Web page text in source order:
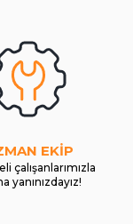
EKİP
çalışanlarımızla
yanınızdayız!